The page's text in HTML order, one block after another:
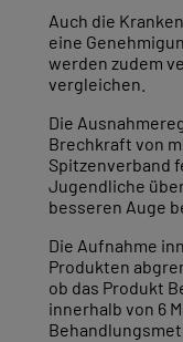
Auch die
eine
werden zudem
vergleichen.
Die
Brechkraft von
Spitzenverband
Jugendliche
besseren Auge
Die Aufnahme
Produkten
ob das Produkt
innerhalb von 6